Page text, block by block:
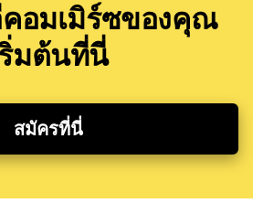
อมเมิร์ซของคุณ
ริ่มต้นที่นี่
สมัครที่นี่